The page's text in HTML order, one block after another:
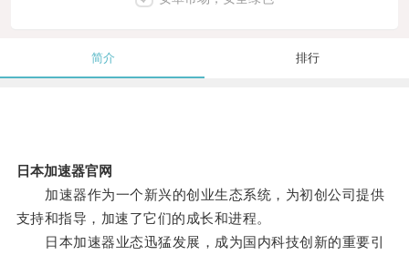
简介 排行
日本加速器官网
加速器作为一个新兴的创业生态系统，为初创公司提供
支持和指导，加速了它们的成长和进程。
日本加速器业态迅猛发展，成为国内科技创新的重要引